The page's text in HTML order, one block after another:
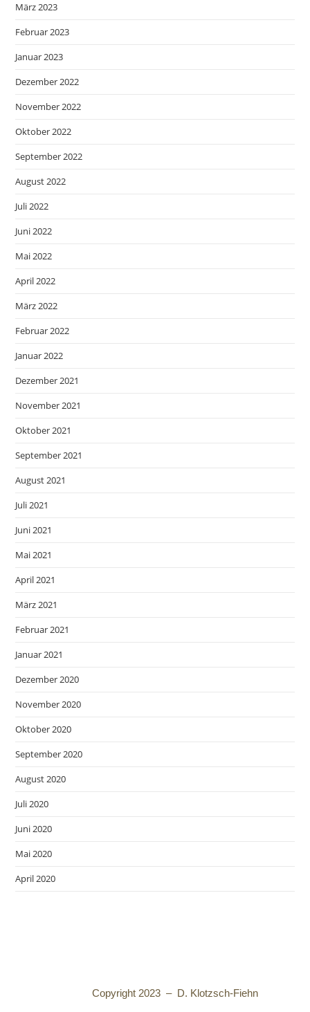
März 2023
Februar 2023
Januar 2023
Dezember 2022
November 2022
Oktober 2022
September 2022
August 2022
Juli 2022
Juni 2022
Mai 2022
April 2022
März 2022
Februar 2022
Januar 2022
Dezember 2021
November 2021
Oktober 2021
September 2021
August 2021
Juli 2021
Juni 2021
Mai 2021
April 2021
März 2021
Februar 2021
Januar 2021
Dezember 2020
November 2020
Oktober 2020
September 2020
August 2020
Juli 2020
Juni 2020
Mai 2020
April 2020
Copyright 2023 – D. Klotzsch-Fiehn